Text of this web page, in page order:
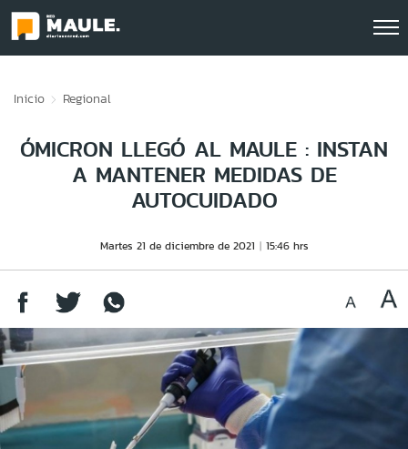
Inicio Regional
ÓMICRON LLEGÓ AL MAULE : INSTAN
A MANTENER MEDIDAS DE
AUTOCUIDADO
Martes 21 de diciembre de 2021 15:46 hrs